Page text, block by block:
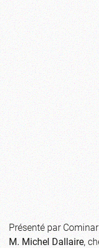
Présenté par
M. Michel Dallaire,